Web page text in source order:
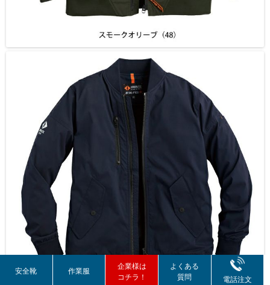
安全靴 作業服
企業様は
コチラ！
よくある
質問
電話注文